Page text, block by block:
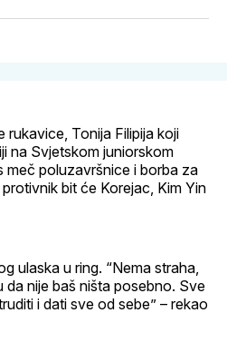
rukavice, Tonija Filipija koji
na Svjetskom juniorskom
meč poluzavršnice i borba za
bit će Korejac, Kim Yin
ulaska u ring. “Nema straha,
da nije baš ništa posebno. Sve
i dati sve od sebe” – rekao